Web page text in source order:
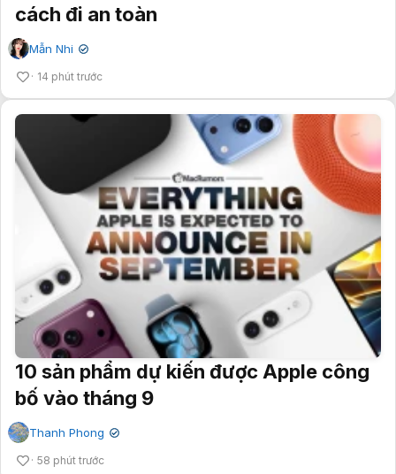
cách đi an toàn
Mẫn Nhi ✔
14 phút trước
10 sản phẩm dự kiến được Apple công
bố vào tháng 9
Thanh Phong ✔
58 phút trước